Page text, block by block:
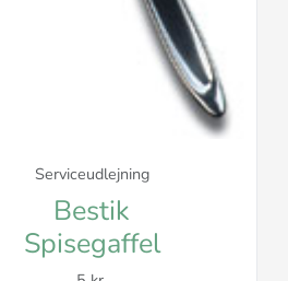
Serviceudlejning
Bestik
Spisegaffel